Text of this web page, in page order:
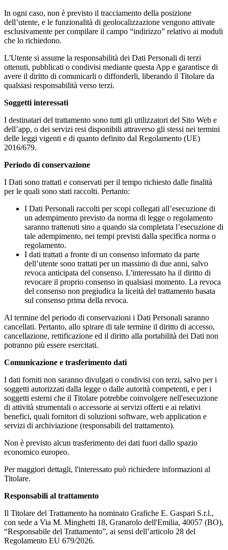
In ogni caso, non è previsto il tracciamento della posizione
dell’utente, e le funzionalità di geolocalizzazione vengono attivate
esclusivamente per compilare il campo “indirizzo” relativo ai moduli
che lo richiedono.
L'Utente si assume la responsabilità dei Dati Personali di terzi
ottenuti, pubblicati o condivisi mediante questa App e garantisce di
avere il diritto di comunicarli o diffonderli, liberando il Titolare da
qualsiasi responsabilità verso terzi.
Soggetti interessati
I destinatari del trattamento sono tutti gli utilizzatori del Sito Web e
dell’app, o dei servizi resi disponibili attraverso gli stessi nei termini
delle leggi vigenti e di quanto definito dal Regolamento (UE)
2016/679.
Periodo di conservazione
I Dati sono trattati e conservati per il tempo richiesto dalle finalità
per le quali sono stati raccolti. Pertanto:
I Dati Personali raccolti per scopi collegati all’esecuzione di
un adempimento previsto da norma di legge o regolamento
saranno trattenuti sino a quando sia completata l’esecuzione di
tale adempimento, nei tempi previsti dalla specifica norma o
regolamento.
I dati trattati a fronte di un consenso informato da parte
dell’utente sono trattati per un massimo di due anni, salvo
revoca anticipata del consenso. L'interessato ha il diritto di
revocare il proprio consenso in qualsiasi momento. La revoca
del consenso non pregiudica la liceità del trattamento basata
sul consenso prima della revoca.
Al termine del periodo di conservazioni i Dati Personali saranno
cancellati. Pertanto, allo spirare di tale termine il diritto di accesso,
cancellazione, rettificazione ed il diritto alla portabilità dei Dati non
potranno più essere esercitati.
Comunicazione e trasferimento dati
I dati forniti non saranno divulgati o condivisi con terzi, salvo per i
soggetti autorizzati dalla legge o dalle autorità competenti, e per i
soggetti esterni che il Titolare potrebbe coinvolgere nell'esecuzione
di attività strumentali o accessorie ai servizi offerti e ai relativi
benefici, quali fornitori di soluzioni software, web application e
servizi di archiviazione (responsabili del trattamento).
Non è previsto alcun trasferimento dei dati fuori dallo spazio
economico europeo.
Per maggiori dettagli, l'interessato può richiedere informazioni al
Titolare.
Responsabili al trattamento
Il Titolare del Trattamento ha nominato Grafiche E. Gaspari S.r.l.,
con sede a Via M. Minghetti 18, Granarolo dell'Emilia, 40057 (BO),
“Responsabile del Trattamento”, ai sensi dell’articolo 28 del
Regolamento EU 679/2026.